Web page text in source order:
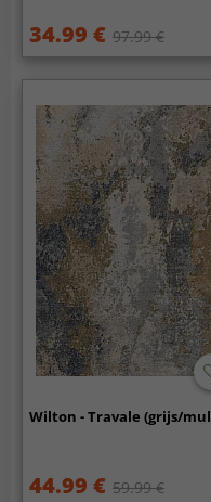
34.99 € 97.99 €
Wilton - Travale (grijs/
44.99 € 59.99 €